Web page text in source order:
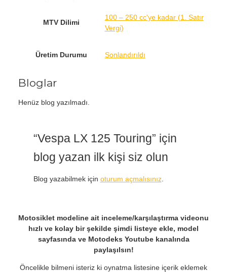
MTV Dilimi
100 – 250 cc'ye kadar (1. Satır
Vergi)
Üretim Durumu Sonlandırıldı
Bloglar
Henüz blog yazılmadı.
“Vespa LX 125 Touring” için
blog yazan ilk kişi siz olun
Blog yazabilmek için oturum açmalısınız.
Motosiklet modeline ait inceleme/karşılaştırma videonu
hızlı ve kolay bir şekilde şimdi listeye ekle, model
sayfasında ve Motodeks Youtube kanalında
paylaşılsın!
Öncelikle bilmeni isteriz ki oynatma listesine içerik eklemek